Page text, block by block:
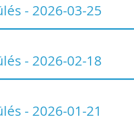
- 2026-03-25
- 2026-02-18
- 2026-01-21